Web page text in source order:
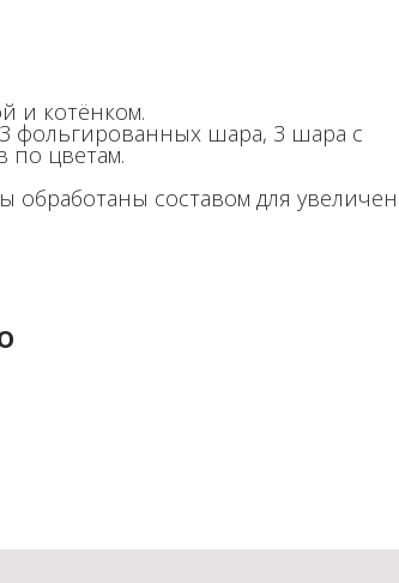
и котёнком.
фольгированных шара, 3 шара с
по цветам.
обработаны составом для